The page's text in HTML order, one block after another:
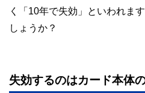
く「10年で失効」といわれま
しょうか？
失効するのはカード本体